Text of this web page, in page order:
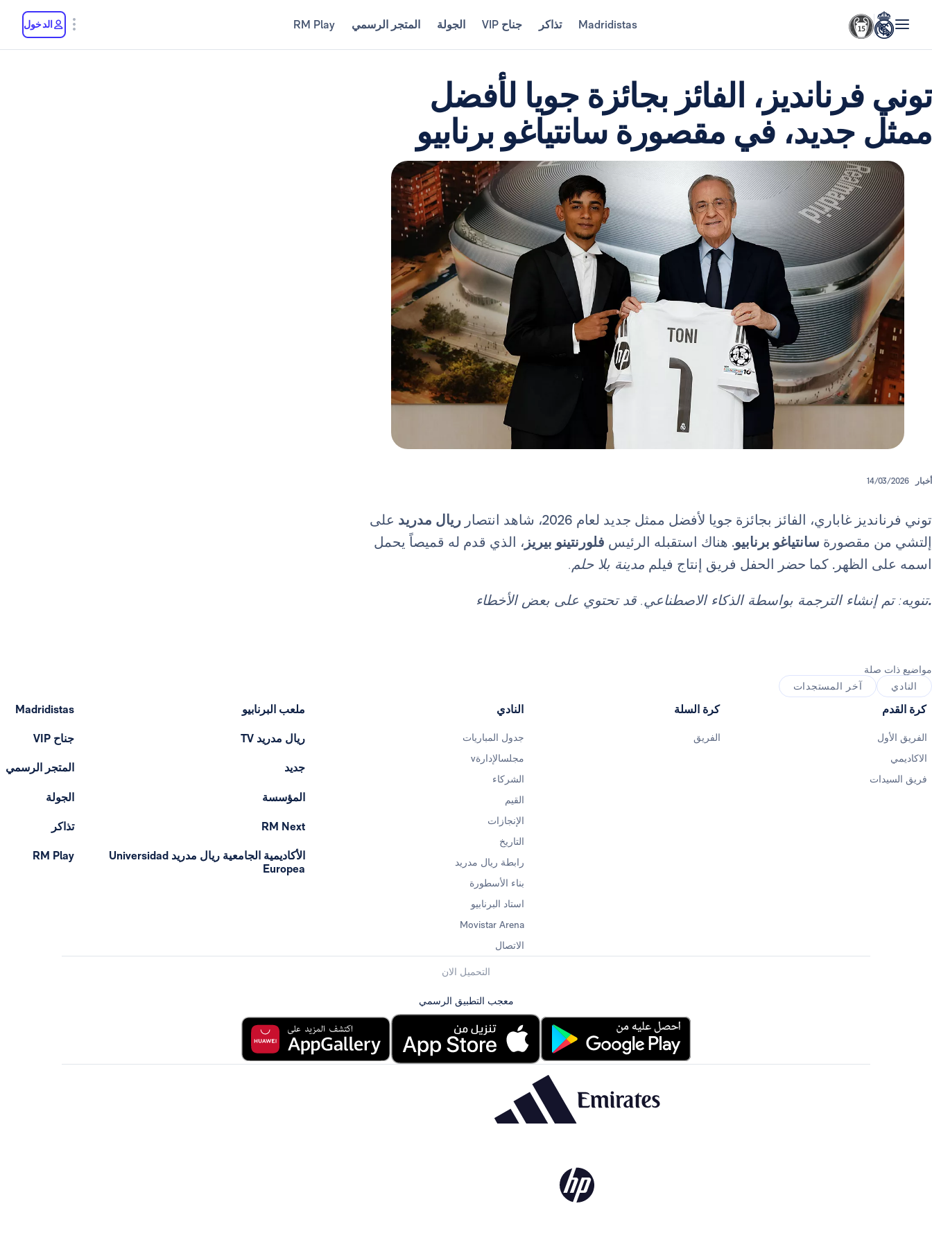
Madridistas تذاكر جناح VIP الجولة المتجر الرسمي RM Play الدخول
توني فرنانديز، الفائز بجائزة جويا لأفضل
ممثل جديد، في مقصورة سانتياغو برنابيو
أخبار 14/03/2026
توني فرنانديز غاباري، الفائز بجائزة جويا لأفضل ممثل جديد لعام 2026، شاهد انتصار ريال مدريد على
إلتشي من مقصورة سانتياغو برنابيو. هناك استقبله الرئيس فلورنتينو بيريز ، الذي قدم له قميصاً يحمل
اسمه على الظهر. كما حضر الحفل فريق إنتاج فيلم مدينة بلا حلم.
.تنويه: تم إنشاء الترجمة بواسطة الذكاء الاصطناعي. قد تحتوي على بعض الأخطاء
مواضيع ذات صلة
النادي
آخر المستجدات
كرة القدم
الفريق الأول
الاكاديمي
فريق السيدات
كرة السلة
الفريق
النادي
جدول المباريات
مجلسالإدارةv
الشركاء
القيم
الإنجازات
التاريخ
رابطة ريال مدريد
بناء الأسطورة
استاد البرنابيو
Movistar Arena
الاتصال
ملعب البرنابيو
ريال مدريد TV
جديد
المؤسسة
RM Next
الأكاديمية الجامعية ريال مدريد Universidad
Europea
Madridistas
جناح VIP
المتجر الرسمي
الجولة
تذاكر
RM Play
التحميل الان
معجب التطبيق الرسمي